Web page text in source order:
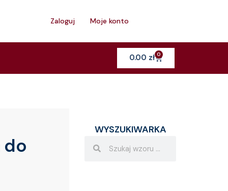
Zaloguj Moje konto
0.00 zł 0Cart
do
WYSZUKIWARKA